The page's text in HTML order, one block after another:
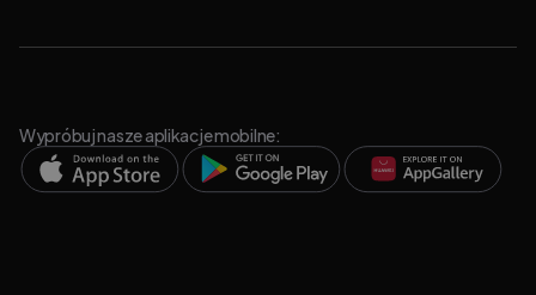
Wypróbuj nasze aplikacje mobilne: